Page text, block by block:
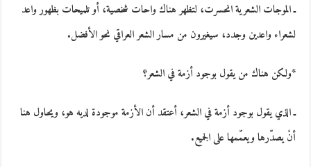
ـ الموجات الشعرية انحسرت، لتظهر هناك واحات شخصية، أو تلميحات بظهور واعد
لشعراء واعدين وجدد، سيغيرون من مسار الشعر العراقي نحو الأفضل.
*ولكن هناك من يقول بوجود أزمة في الشعر؟
ـ الذي يقول بوجود أزمة في الشعر، أعتقد أن الأزمة موجودة لديه هو، ويحاول هنا
أنْ يصدّرها ويعمّمها على الجميع.